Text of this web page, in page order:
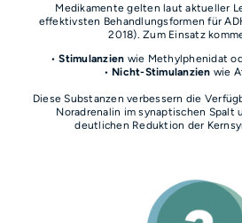
Medikamente gelten laut aktueller
effektivsten Behandlungsformen für
2018). Zum Einsatz
•Stimulanzien wie Methylphenidat
•Nicht-Stimulanzien wie
Diese Substanzen verbessern die
Noradrenalin im synaptischen Spalt
deutlichen Reduktion der